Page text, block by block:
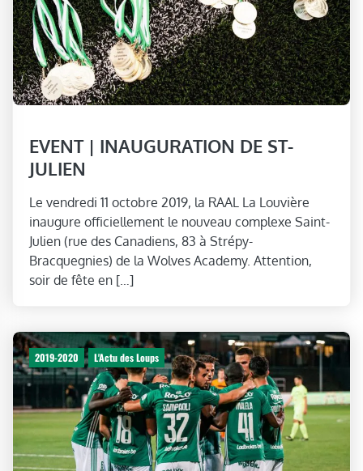
EVENT | INAUGURATION DE ST-
JULIEN
Le vendredi 11 octobre 2019, la RAAL La Louvière
inaugure officiellement le nouveau complexe Saint-
Julien (rue des Canadiens, 83 à Strépy-
Bracquegnies) de la Wolves Academy. Attention,
soir de fête en […]
2019-2020 L'Actu des Loups